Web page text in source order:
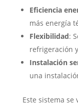
Eficiencia
más energía
Flexibilidad:
refrigeración
Instalación
una
Este sistema se